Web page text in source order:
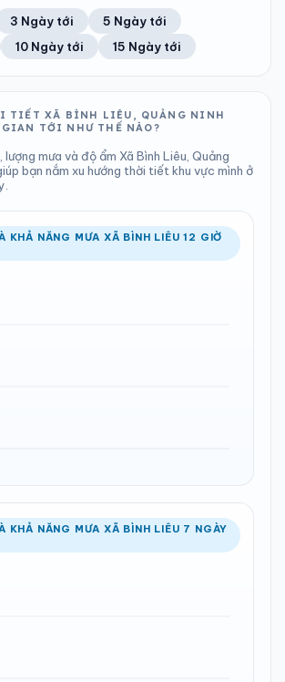
0%
Khả năng mưa
1001 hPa
Bình thường
Tốt
Ước lượng
100%
Khả năng mưa
Tốc độ gió
TẦM NHÌN
ÁP SUẤT
1002 hPa
Bình thường
Khả năng mưa
3 Ngày tới
5 Ngày tới
10 Ngày tới 15 Ngày tới
TIẾT XÃ BÌNH LIÊU, QUẢNG NINH
TỚI NHƯ THẾ NÀO?
mưa và độ ẩm Xã Bình Liêu, Quảng
bạn nắm xu hướng thời tiết khu vực mình ở
KHẢ NĂNG MƯA XÃ BÌNH LIÊU 12 GIỜ
KHẢ NĂNG MƯA XÃ BÌNH LIÊU 7 NGÀY